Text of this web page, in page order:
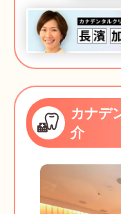
カナデ
介